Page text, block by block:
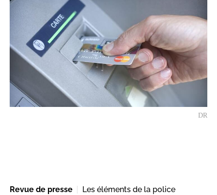
DR
Revue de presse
Les éléments de la police